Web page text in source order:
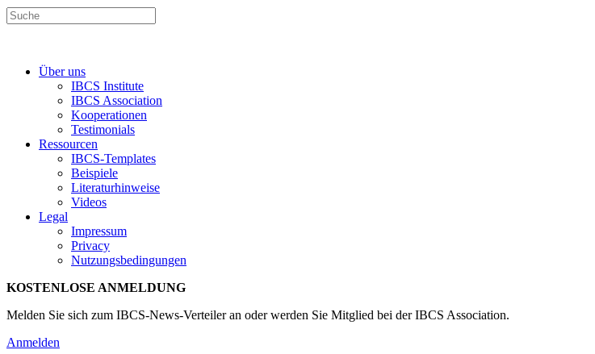
Über uns
IBCS Institute
IBCS Association
Kooperationen
Testimonials
Ressourcen
IBCS-Templates
Beispiele
Literaturhinweise
Videos
Legal
Impressum
Privacy
Nutzungsbedingungen
KOSTENLOSE ANMELDUNG
Melden Sie sich zum IBCS-News-Verteiler an oder werden Sie Mitglied bei der IBCS Association.
Anmelden